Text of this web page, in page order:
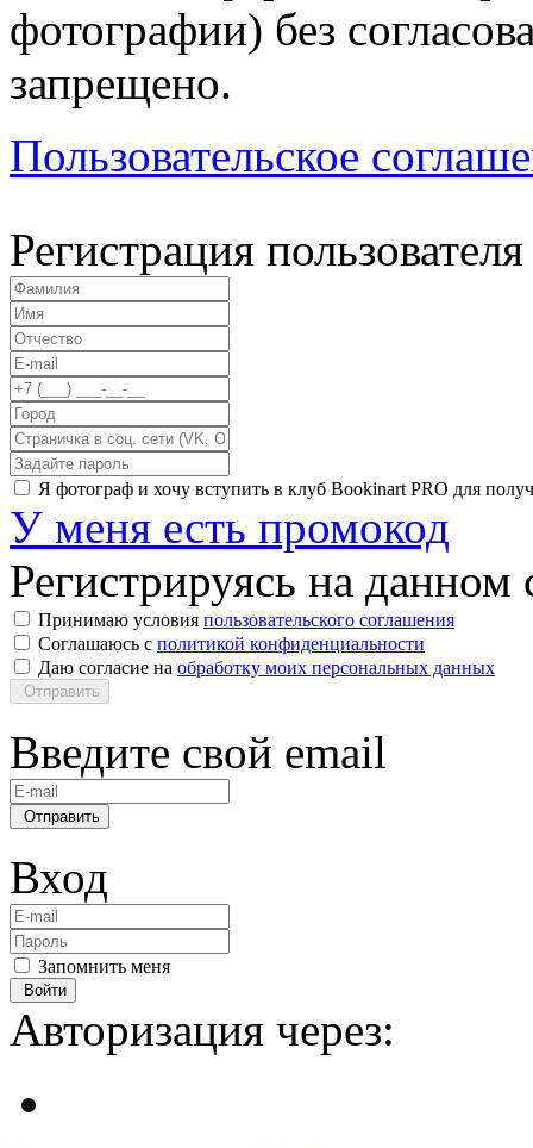
фотографии) без
запрещено.
Пользовательское
Регистрация пользователя
Я фотограф и хочу вступить в клуб Bookinart PRO для
У меня есть промокод
Регистрируясь на данном
Принимаю условия пользовательского соглашения
Соглашаюсь с политикой конфиденциальности
Даю согласие на обработку моих персональных данных
Отправить
Введите свой email
Отправить
Вход
Запомнить меня
Войти
Авторизация через: